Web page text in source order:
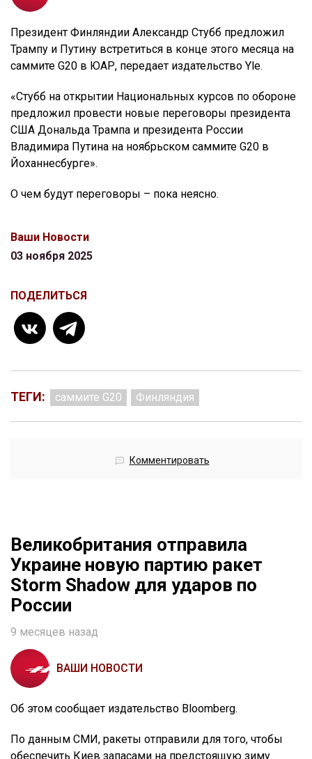
Президент Финляндии Александр Стубб предложил
Трампу и Путину встретиться в конце этого месяца на
саммите G20 в ЮАР, передает издательство Yle.
«Стубб на открытии Национальных курсов по обороне
предложил провести новые переговоры президента
США Дональда Трампа и президента России
Владимира Путина на ноябрьском саммите G20 в
Йоханнесбурге».
О чем будут переговоры – пока неясно.
Ваши Новости
03 ноября 2025
ПОДЕЛИТЬСЯ
ТЕГИ: саммите G20 Финляндия
Комментировать
Великобритания отправила
Украине новую партию ракет
Storm Shadow для ударов по
России
9 месяцев назад
ВАШИ НОВОСТИ
Об этом сообщает издательство Bloomberg.
По данным СМИ, ракеты отправили для того, чтобы
обеспечить Киев запасами на предстоящую зиму.